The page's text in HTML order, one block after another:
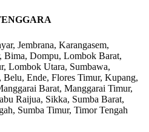
Jembrana, Karangasem,
Bima, Dompu, Lombok Barat,
Lombok Utara, Sumbawa,
Ende, Flores Timur, Kupang,
Barat, Manggarai Timur,
Raijua, Sikka, Sumba Barat,
Sumba Timur, Timor Tengah